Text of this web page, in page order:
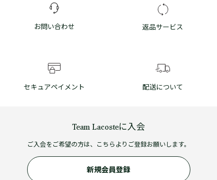
お問い合わせ 返品サービス
セキュアペイメント 配送について
Team Lacosteに入会
ご入会をご希望の方は、こちらよりご登録お願いします。
新規会員登録